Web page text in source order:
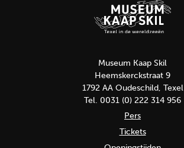
Museum Kaap Skil
Heemskerckstraat 9
1792 AA Oudeschild, Texel
Tel. 0031 (0) 222 314 956
Pers
Tickets